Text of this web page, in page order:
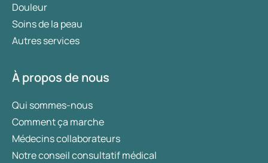
Douleur
Soins de la peau
Autres services
À propos de nous
Qui sommes-nous
Comment ça marche
Médecins collaborateurs
Notre conseil consultatif médical